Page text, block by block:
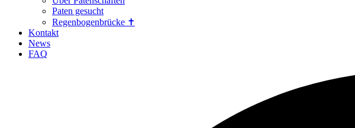
Paten gesucht
Regenbogenbrücke ✝
Kontakt
News
FAQ